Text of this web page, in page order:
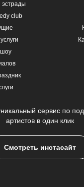
club
сервис по
артистов в один клик
Смотреть инстасайт